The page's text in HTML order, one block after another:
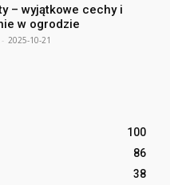
– wyjątkowe cechy i
w ogrodzie
- 2025-10-21
100
86
38